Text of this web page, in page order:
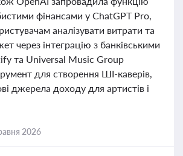
фінансами у ChatGPT Pro,
аналізувати витрати та
через інтеграцію з банківськими
та Universal Music Group
для створення ШІ-каверів,
джерела доходу для артистів і
2026